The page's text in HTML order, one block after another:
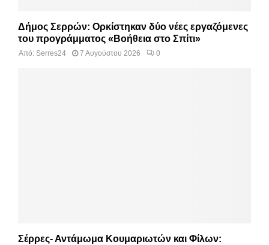
Δήμος Σερρών: Ορκίστηκαν δύο νέες εργαζόμενες
του προγράμματος «Βοήθεια στο Σπίτι»
Από: Serres24 7 Αυγούστου 2026 0
Σέρρες- Αντάμωμα Κουμαριωτών και Φίλων: